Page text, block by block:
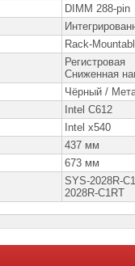
DIMM 288-pin
Rack-
Регистровая
Сниженная
Чёрный /
Intel C612
Intel x540
437 мм
673 мм
SYS-2028R-
2028R-С1RТ